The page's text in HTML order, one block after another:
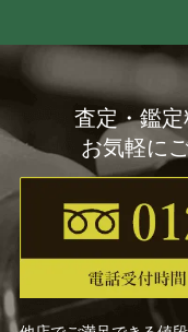
査定・鑑
お気軽に